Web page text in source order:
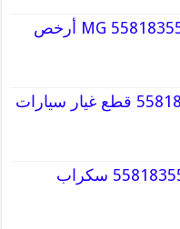
قطع غيار أم جي MG 55818355 أرخص
قطع غيار كيا 55818355 قطع غيار سيارات
قطع غيار باجيرو 55818355 سكراب